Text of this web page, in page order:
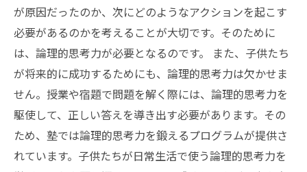
が原因だったのか、次にどのようなアクションを起こす
必要があるのかを考えることが大切です。そのために
は、論理的思考力が必要となるのです。 また、子供たち
が将来的に成功するためにも、論理的思考力は欠かせま
せん。授業や宿題で問題を解く際には、論理的思考力を
駆使して、正しい答えを導き出す必要があります。その
ため、塾では論理的思考力を鍛えるプログラムが提供さ
れています。子供たちが日常生活で使う論理的思考力を